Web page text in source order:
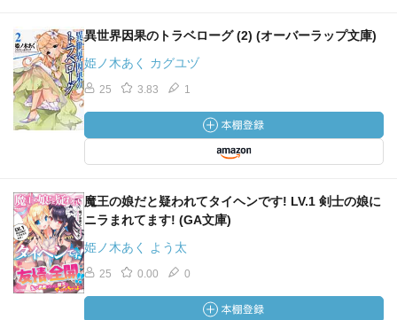
異世界因果のトラベローグ (2) (オーバーラップ文庫)
姫ノ木あく カグユヅ
25 3.83 1
魔王の娘だと疑われてタイヘンです! LV.1 剣士の娘に
ニラまれてます! (GA文庫)
姫ノ木あく よう太
25 0.00 0